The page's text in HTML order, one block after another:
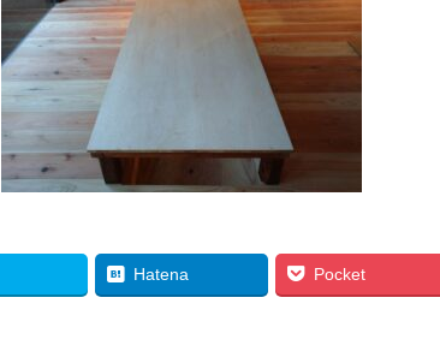
Hatena Pocket